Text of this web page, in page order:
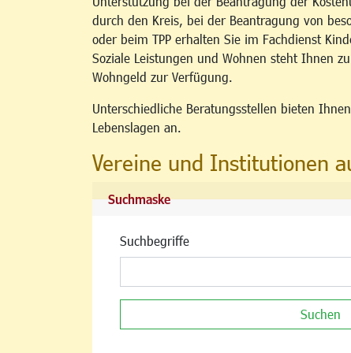
durch den Kreis, bei der Beantragung von
oder beim TPP erhalten Sie im Fachdienst
Soziale Leistungen und Wohnen steht Ihnen
Wohngeld zur Verfügung.
Unterschiedliche Beratungsstellen bieten
Lebenslagen an.
Vereine und Institutionen
Suchmaske
Suchbegriffe
Suchen